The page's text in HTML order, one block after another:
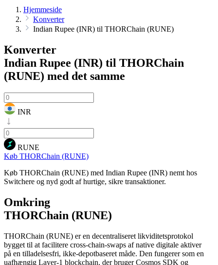
Hjemmeside
Konverter
Indian Rupee (INR) til THORChain (RUNE)
Konverter
Indian Rupee (INR) til THORChain
(RUNE) med det samme
INR
RUNE
Køb THORChain (RUNE)
Køb THORChain (RUNE) med Indian Rupee (INR) nemt hos
Switchere og nyd godt af hurtige, sikre transaktioner.
Omkring
THORChain (RUNE)
THORChain (RUNE) er en decentraliseret likviditetsprotokol
bygget til at facilitere cross-chain-swaps af native digitale aktiver
på en tilladelsesfri, ikke-depotbaseret måde. Den fungerer som en
uafhængig Layer-1 blockchain, der bruger Cosmos SDK og